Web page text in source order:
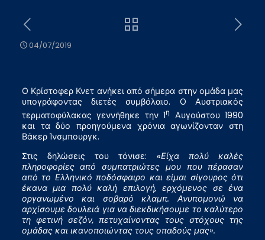
04/07/2019
Ο Κρίστοφερ Κνετ ανήκει από σήμερα στην ομάδα μας
υπογράφοντας διετές συμβόλαιο. Ο Αυστριακός
τερματοφύλακας γεννήθηκε την 1η Αυγούστου 1990
και τα δύο προηγούμενα χρόνια αγωνίζονταν στη
Βάκερ Ίνσμπουργκ.
Στις δηλώσεις του τόνισε: «Είχα πολύ καλές
πληροφορίες από συμπατριώτες μου που πέρασαν
από το Ελληνικό ποδόσφαιρο και είμαι σίγουρος ότι
έκανα μια πολύ καλή επιλογή, ερχόμενος σε ένα
οργανωμένο και σοβαρό κλαμπ. Ανυπομονώ να
αρχίσουμε δουλειά για να διεκδικήσουμε το καλύτερο
τη φετινή σεζόν, πετυχαίνοντας τους στόχους της
ομάδας και ικανοποιώντας τους οπαδούς μας».